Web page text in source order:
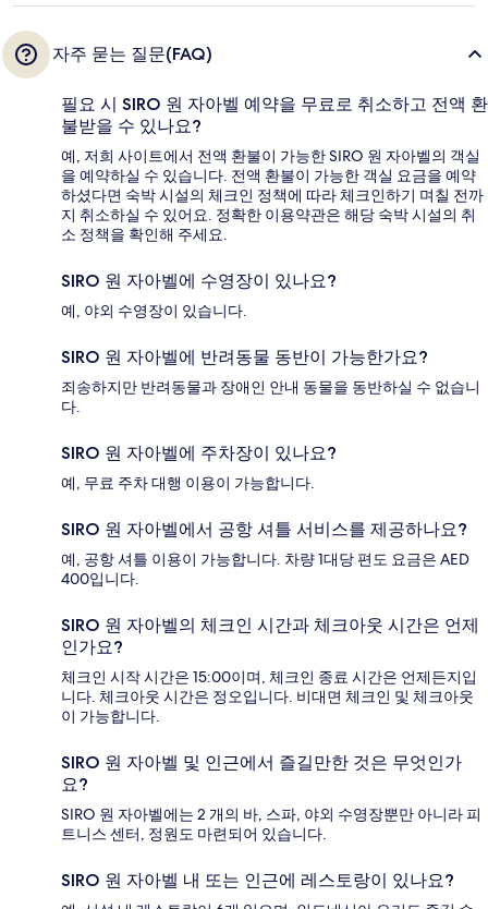
자주 묻는 질문(FAQ)
필요 시 SIRO 원 자아벨 예약을 무료로 취소하고 전액 환
불받을 수 있나요?
예, 저희 사이트에서 전액 환불이 가능한 SIRO 원 자아벨의 객실
을 예약하실 수 있습니다. 전액 환불이 가능한 객실 요금을 예약
하셨다면 숙박 시설의 체크인 정책에 따라 체크인하기 며칠 전까
지 취소하실 수 있어요. 정확한 이용약관은 해당 숙박 시설의 취
소 정책을 확인해 주세요.
SIRO 원 자아벨에 수영장이 있나요?
예, 야외 수영장이 있습니다.
SIRO 원 자아벨에 반려동물 동반이 가능한가요?
죄송하지만 반려동물과 장애인 안내 동물을 동반하실 수 없습니
다.
SIRO 원 자아벨에 주차장이 있나요?
예, 무료 주차 대행 이용이 가능합니다.
SIRO 원 자아벨에서 공항 셔틀 서비스를 제공하나요?
예, 공항 셔틀 이용이 가능합니다. 차량 1대당 편도 요금은 AED
400입니다.
SIRO 원 자아벨의 체크인 시간과 체크아웃 시간은 언제
인가요?
체크인 시작 시간은 15:00이며, 체크인 종료 시간은 언제든지입
니다. 체크아웃 시간은 정오입니다. 비대면 체크인 및 체크아웃
이 가능합니다.
SIRO 원 자아벨 및 인근에서 즐길만한 것은 무엇인가
요?
SIRO 원 자아벨에는 2 개의 바, 스파, 야외 수영장뿐만 아니라 피
트니스 센터, 정원도 마련되어 있습니다.
SIRO 원 자아벨 내 또는 인근에 레스토랑이 있나요?